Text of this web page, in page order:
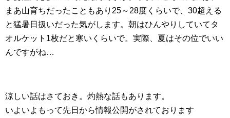
まあ山育ちだったこともあり25～28度くらいで、30超える
と猛暑日扱いだった気がします。朝はひんやりしていてタ
オルケット1枚だと寒いくらいで。実際、夏はその位でいい
んですがね…
涼しい話はさておき。灼熱な話もあります。
いよいよもって先日から情報公開がされております